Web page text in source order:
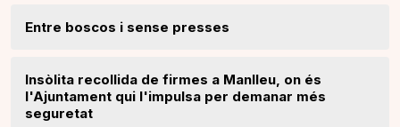
Entre boscos i sense presses
Insòlita recollida de firmes a Manlleu, on és
l'Ajuntament qui l'impulsa per demanar més
seguretat